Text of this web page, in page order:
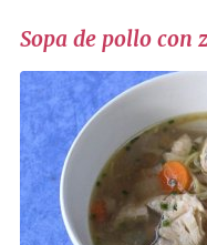
Sopa de pollo con